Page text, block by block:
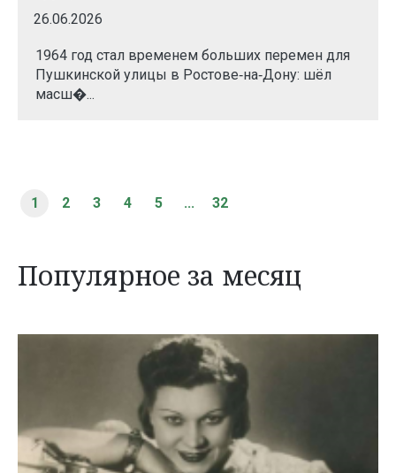
26.06.2026
1964 год стал временем больших перемен для
Пушкинской улицы в Ростове‑на‑Дону: шёл
масш�...
1 2 3 4 5 ... 32
Популярное за месяц